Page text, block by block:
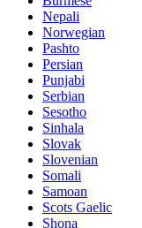
Nepali
Norwegian
Pashto
Persian
Punjabi
Serbian
Sesotho
Sinhala
Slovak
Slovenian
Somali
Samoan
Scots Gaelic
Shona